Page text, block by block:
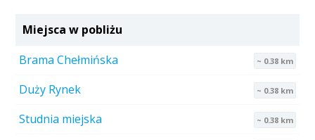
Miejsca w pobliżu
Brama Chełmińska
~ 0.38 km
Duży Rynek ~ 0.38 km
Studnia miejska ~ 0.38 km